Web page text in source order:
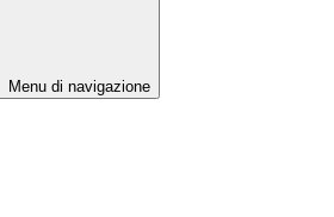
Menu di navigazione